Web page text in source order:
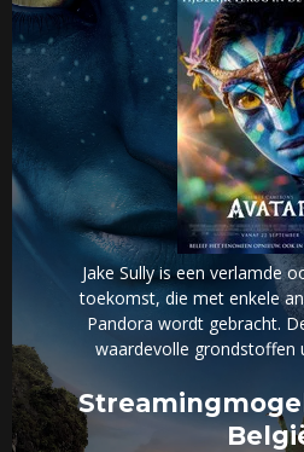
Jake Sully is een verlamde
toekomst, die met enkele
Pandora wordt gebracht.
waardevolle grondstoffen